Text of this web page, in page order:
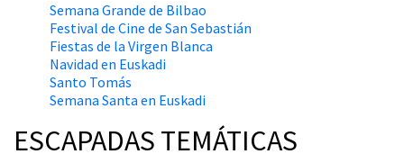
Semana Grande de Bilbao
Festival de Cine de San Sebastián
Fiestas de la Virgen Blanca
Navidad en Euskadi
Santo Tomás
Semana Santa en Euskadi
ESCAPADAS TEMÁTICAS